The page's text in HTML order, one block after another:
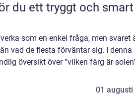
som en enkel fråga, men svaret
vad de flesta förväntar sig. I denna
översikt över ”vilken färg är
01 augusti